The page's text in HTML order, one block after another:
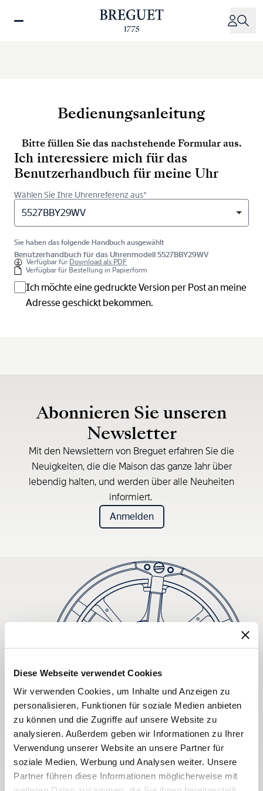
Diese Webseite verwendet Cookies
Wir verwenden Cookies, um Inhalte und Anzeigen zu
personalisieren, Funktionen für soziale Medien anbieten
zu können und die Zugriffe auf unsere Website zu
analysieren. Außerdem geben wir Informationen zu Ihrer
Verwendung unserer Website an unsere Partner für
soziale Medien, Werbung und Analysen weiter. Unsere
Partner führen diese Informationen möglicherweise mit
zum
Bedienungsanleitung
Bitte füllen Sie das nachstehende Formular aus.
Ich interessiere mich für das
Benutzerhandbuch für meine Uhr
Wählen Sie Ihre Uhrenreferenz aus*
5527BBY29WV
Sie haben das folgende Handbuch ausgewählt
Benutzerhandbuch für das Uhrenmodell 5527BBY29WV
Verfügbar für Download als PDF
Verfügbar für Bestellung in Papierform
Ich möchte eine gedruckte Version per Post an meine
Adresse geschickt bekommen.
Abonnieren Sie unseren
Newsletter
Mit den Newslettern von Breguet erfahren Sie die
Neuigkeiten, die die Maison das ganze Jahr über
lebendig halten, und werden über alle Neuheiten
informiert.
Anmelden